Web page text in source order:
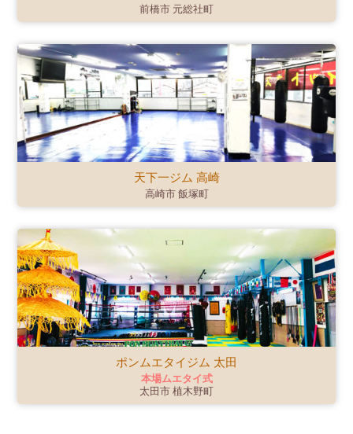
前橋市 元総社町
天下一ジム 高崎
高崎市 飯塚町
ポンムエタイジム 太田
本場ムエタイ式
太田市 植木野町